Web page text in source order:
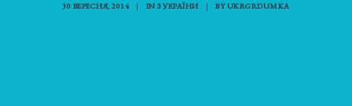
30 ВЕРЕСНЯ, 2014 | INЗ УКРАЇНИ | BYUKRGRDUMKA